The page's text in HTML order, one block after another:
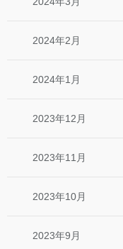
2024年2月
2024年1月
2023年12月
2023年11月
2023年10月
2023年9月